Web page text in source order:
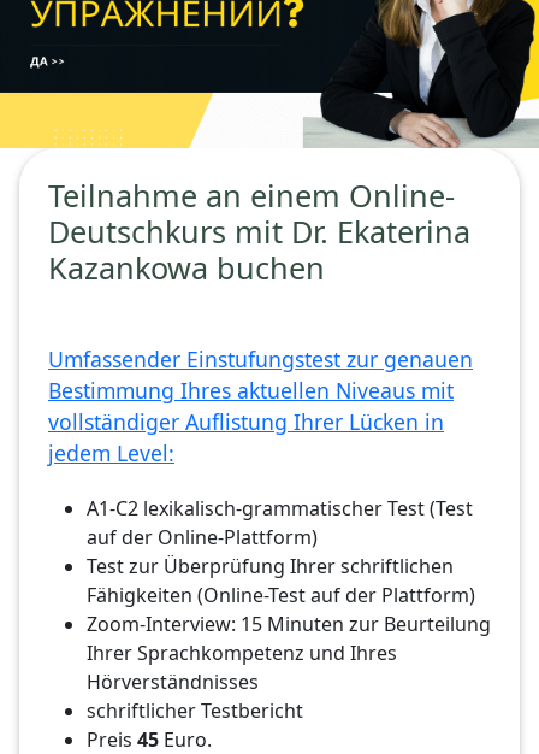
Teilnahme an einem Online-
Deutschkurs mit Dr. Ekaterina
Kazankowa buchen
Umfassender Einstufungstest zur genauen
Bestimmung Ihres aktuellen Niveaus mit
vollständiger Auflistung Ihrer Lücken in
jedem Level:
A1-C2 lexikalisch-grammatischer Test (Test
auf der Online-Plattform)
Test zur Überprüfung Ihrer schriftlichen
Fähigkeiten (Online-Test auf der Plattform)
Zoom-Interview: 15 Minuten zur Beurteilung
Ihrer Sprachkompetenz und Ihres
Hörverständnisses
schriftlicher Testbericht
Preis 45 Euro.